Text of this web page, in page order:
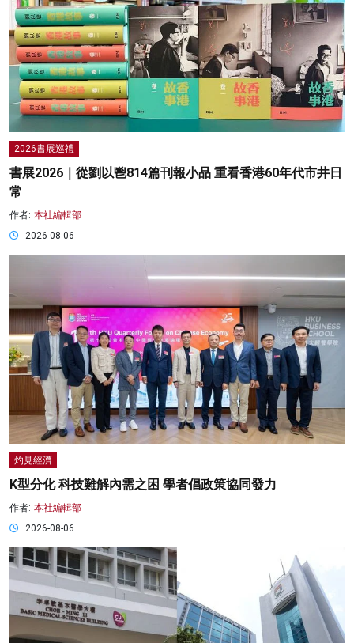
2026書展巡禮
書展2026｜從劉以鬯814篇刊報小品 重看香港60年代市井日
常
作者: 本社編輯部
2026-08-06
灼見經濟
K型分化 科技難解內需之困 學者倡政策協同發力
作者: 本社編輯部
2026-08-06